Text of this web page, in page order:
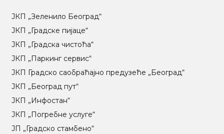
ЈКП „Зеленило Београд“
ЈКП „Градске пијаце“
ЈКП „Градска чистоћа“
ЈКП „Паркинг сервис“
ЈКП Градско саобраћајно предузеће „Београд“
ЈКП „Београд пут“
ЈКП „Инфостан“
ЈКП „Погребне услуге“
ЈП „Градско стамбено“